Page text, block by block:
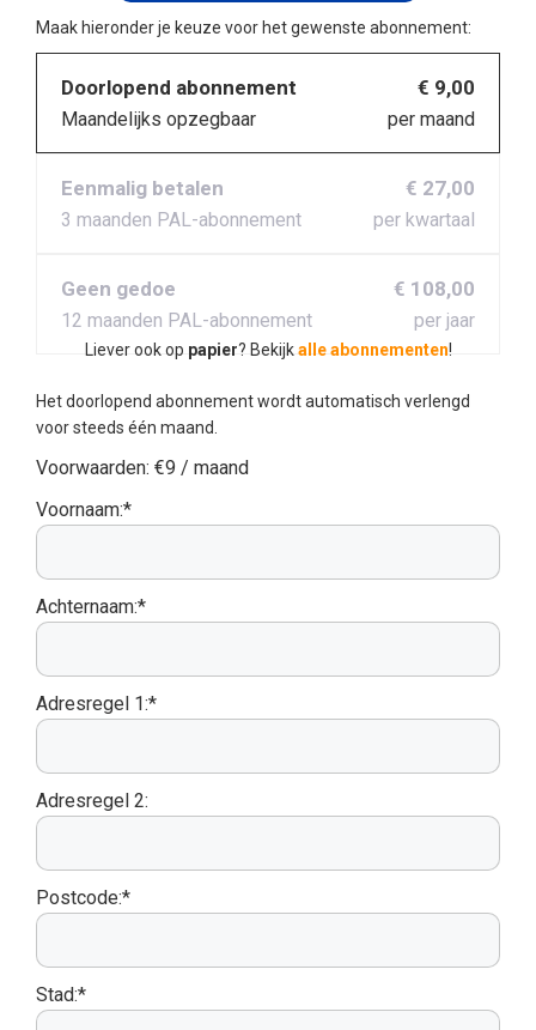
Maak hieronder je keuze voor het gewenste abonnement:
Doorlopend abonnement
Maandelijks opzegbaar
€ 9,00
per maand
Eenmalig betalen
3 maanden PAL-abonnement
€ 27,00
per kwartaal
Geen gedoe
12 maanden PAL-abonnement
€ 108,00
per jaar
Liever ook op papier? Bekijkalle abonnementen!
Het doorlopend abonnement wordt automatisch verlengd
voor steeds één maand.
Voorwaarden: €9 / maand
Voornaam:*
Achternaam:*
Adresregel 1:*
Adresregel 2:
Postcode:*
Stad:*